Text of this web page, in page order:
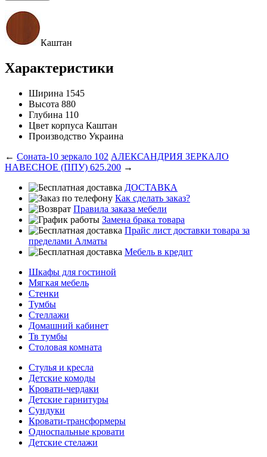
Каштан
Характеристики
Ширина 1545
Высота 880
Глубина 110
Цвет корпуса Каштан
Производство Украина
← Соната-10 зеркало 102 АЛЕКСАНДРИЯ ЗЕРКАЛО
НАВЕСНОЕ (ППУ) 625.200 →
ДОСТАВКА
Как сделать заказ?
Правила заказа мебели
Замена брака товара
Прайс лист доставки товара за
пределами Алматы
Мебель в кредит
Шкафы для гостиной
Мягкая мебель
Стенки
Тумбы
Стеллажи
Домашний кабинет
Тв тумбы
Столовая комната
Стулья и кресла
Детские комоды
Кровати-чердаки
Детские гарнитуры
Сундуки
Кровати-трансформеры
Односпальные кровати
Детские стелажи